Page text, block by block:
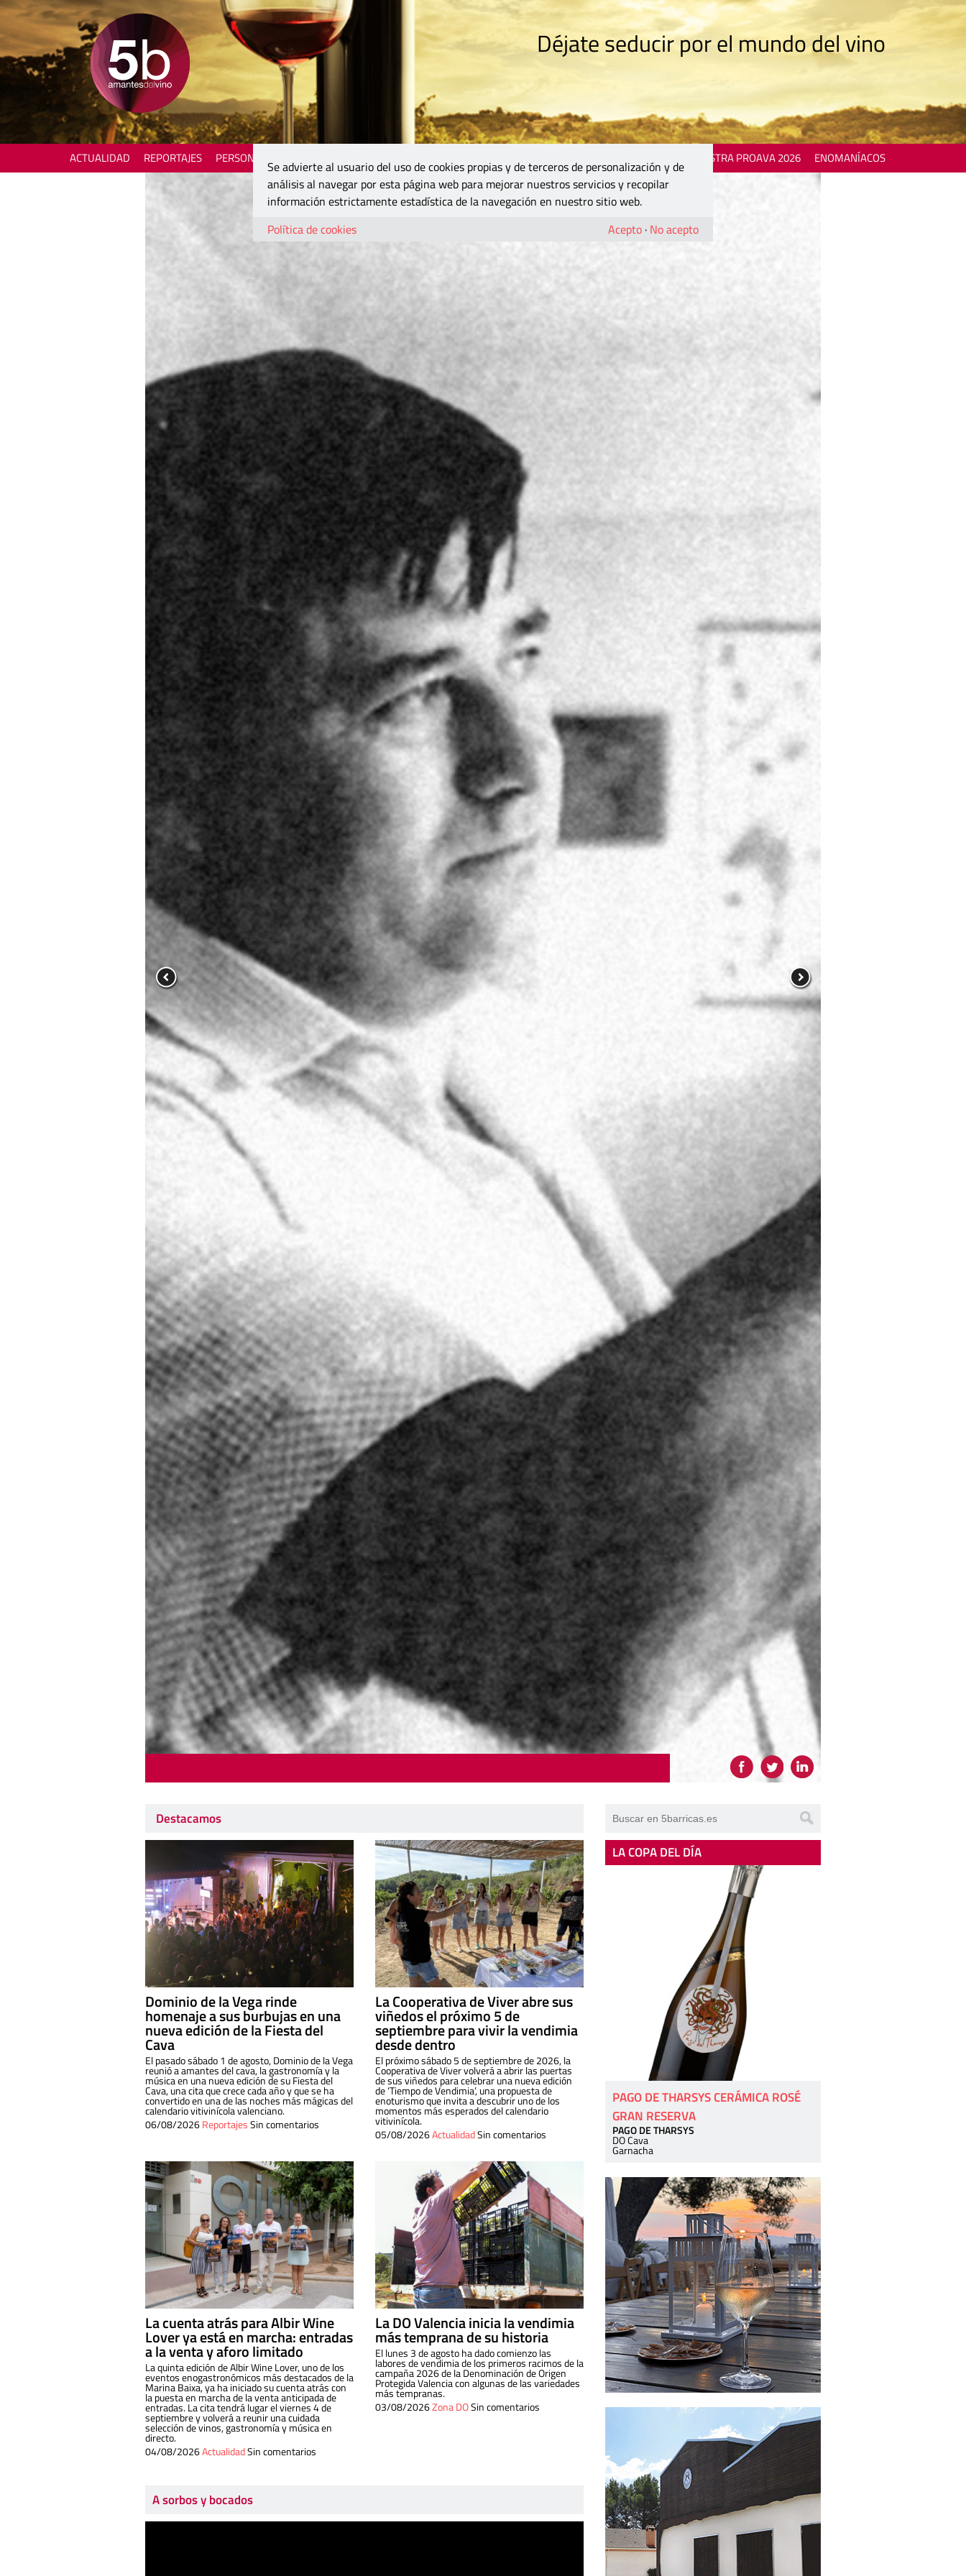
Déjate seducir por el mundo del vino
ACTUALIDAD REPORTAJES PERSONAJES MOSTRA PROAVA 2026 ENOMANÍACOS
Destacamos
Dominio de la Vega rinde
homenaje a sus burbujas en una
nueva edición de la Fiesta del
Cava
El pasado sábado 1 de agosto, Dominio de la Vega
reunió a amantes del cava, la gastronomía y la
música en una nueva edición de su Fiesta del
Cava, una cita que crece cada año y que se ha
convertido en una de las noches más mágicas del
calendario vitivinícola valenciano.
06/08/2026ReportajesSin comentarios
La Cooperativa de Viver abre sus
viñedos el próximo 5 de
septiembre para vivir la vendimia
desde dentro
El próximo sábado 5 de septiembre de 2026, la
Cooperativa de Viver volverá a abrir las puertas
de sus viñedos para celebrar una nueva edición
de ‘Tiempo de Vendimia’, una propuesta de
enoturismo que invita a descubrir uno de los
momentos más esperados del calendario
vitivinícola.
05/08/2026ActualidadSin comentarios
La cuenta atrás para Albir Wine
Lover ya está en marcha: entradas
a la venta y aforo limitado
La quinta edición de Albir Wine Lover, uno de los
eventos enogastronómicos más destacados de la
Marina Baixa, ya ha iniciado su cuenta atrás con
la puesta en marcha de la venta anticipada de
entradas. La cita tendrá lugar el viernes 4 de
septiembre y volverá a reunir una cuidada
selección de vinos, gastronomía y música en
directo.
04/08/2026ActualidadSin comentarios
La DO Valencia inicia la vendimia
más temprana de su historia
El lunes 3 de agosto ha dado comienzo las
labores de vendimia de los primeros racimos de la
campaña 2026 de la Denominación de Origen
Protegida Valencia con algunas de las variedades
más tempranas.
03/08/2026Zona DOSin comentarios
A sorbos y bocados
LA COPA DEL DÍA
PAGO DE THARSYS CERÁMICA ROSÉ
GRAN RESERVA
PAGO DE THARSYS
DO Cava
Garnacha
Se advierte al usuario del uso de cookies propias y de terceros de personalización y de
análisis al navegar por esta página web para mejorar nuestros servicios y recopilar
información estrictamente estadística de la navegación en nuestro sitio web.
Política de cookies
Acepto · No acepto